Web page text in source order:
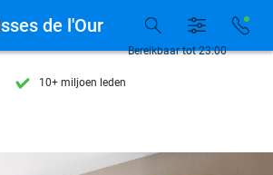
7 dagen per week beschikbaar
10+ miljoen leden
Bereikbaar tot 23:00
de l'Our